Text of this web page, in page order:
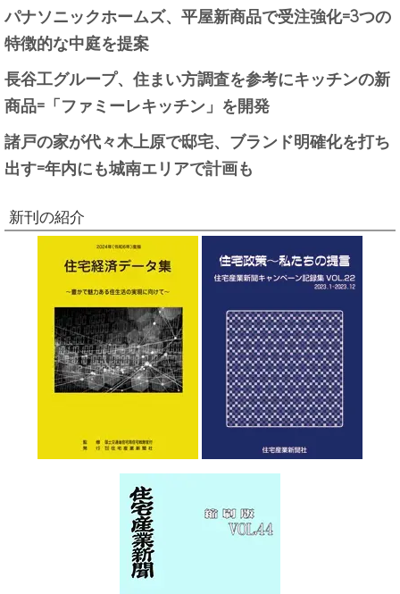
パナソニックホームズ、平屋新商品で受注強化=3つの
特徴的な中庭を提案
長谷工グループ、住まい方調査を参考にキッチンの新
商品=「ファミーレキッチン」を開発
諸戸の家が代々木上原で邸宅、ブランド明確化を打ち
出す=年内にも城南エリアで計画も
新刊の紹介